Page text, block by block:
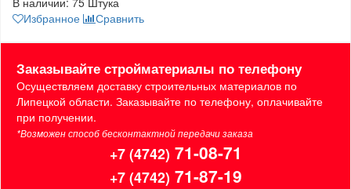
Избранное
Сравнить
Заказывайте стройматериалы по телефону
Осуществляем доставку строительных материалов по
Липецкой области. Заказывайте по телефону, оплачивайте
при получении.
*Возможен способ бесконтактной передачи заказа
+7 (4742) 71-08-71
+7 (4742) 71-87-19